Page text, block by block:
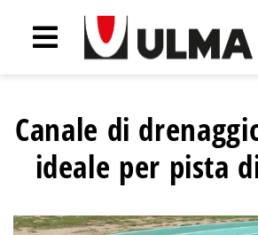
Canale di
ideale per pista